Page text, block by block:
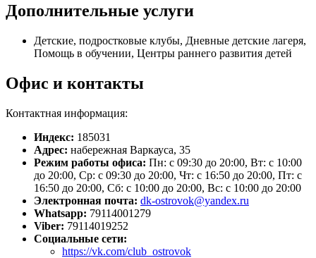
Дополнительные услуги
Детские, подростковые клубы, Дневные детские лагеря,
Помощь в обучении, Центры раннего развития детей
Офис и контакты
Контактная информация:
Индекс: 185031
Адрес: набережная Варкауса, 35
Режим работы офиса: Пн: с 09:30 до 20:00, Вт: с 10:00
до 20:00, Ср: с 09:30 до 20:00, Чт: с 16:50 до 20:00, Пт: с
16:50 до 20:00, Сб: с 10:00 до 20:00, Вс: с 10:00 до 20:00
Электронная почта: dk-ostrovok@yandex.ru
Whatsapp: 79114001279
Viber: 79114019252
Социальные сети:
https://vk.com/club_ostrovok